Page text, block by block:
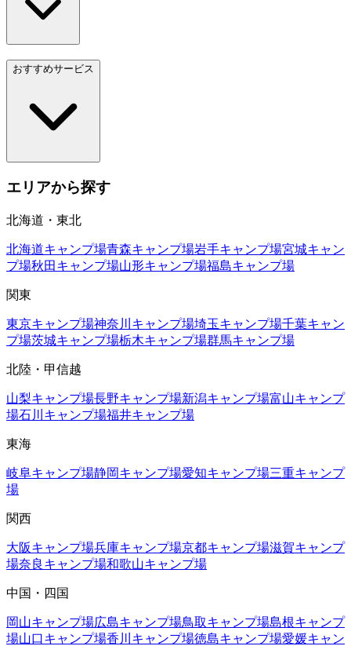
おすすめサービス
エリアから探す
北海道・東北
北海道キャンプ場青森キャンプ場岩手キャンプ場宮城キャン
プ場秋田 キャンプ場山形キャンプ場福島キャンプ場
関東
東京キャンプ場神奈川 キャンプ場埼玉キャンプ場千葉キャン
プ場茨城キャンプ場栃木キャンプ場群馬キャンプ場
北陸・甲信越
山梨キャンプ場長野キャンプ場新潟キャンプ場富山キャンプ
場石川 キャンプ場福井キャンプ場
東海
岐阜キャンプ場静岡キャンプ場愛知キャンプ場三重キャンプ
場
関西
大阪キャンプ場兵庫キャンプ場京都キャンプ場滋賀キャンプ
場奈良 キャンプ場和歌山キャンプ場
中国・四国
岡山キャンプ場広島キャンプ場鳥取キャンプ場島根キャンプ
場山口キャンプ場香川 キャンプ場徳島キャンプ場愛媛キャン